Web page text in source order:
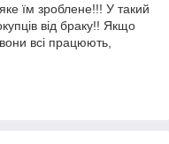
їм зроблене!!! У такий
від браку!! Якщо
всі працюють,